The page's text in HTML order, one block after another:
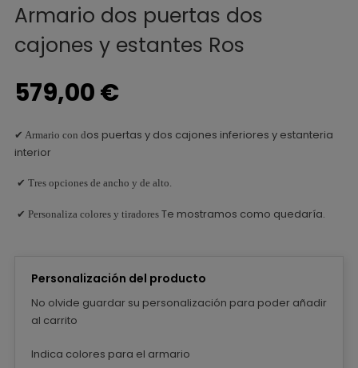
Armario dos puertas dos
cajones y estantes Ros
579,00 €
✔ Armario con dos puertas y dos cajones inferiores y estanteria
interior
✔ Tres opciones de ancho y de alto.
✔ Personaliza colores y tiradores Te mostramos como quedaría.
Personalización del producto
No olvide guardar su personalización para poder añadir
al carrito
Indica colores para el armario